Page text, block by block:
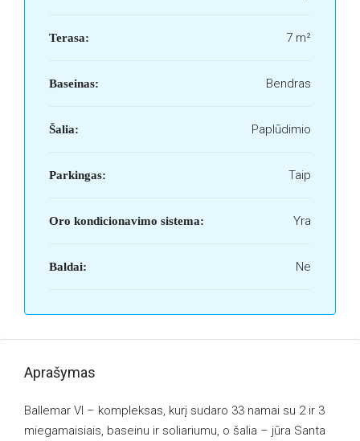
Terasa: 7 m²
Baseinas: Bendras
Šalia: Paplūdimio
Parkingas: Taip
Oro kondicionavimo sistema: Yra
Baldai: Ne
Aprašymas
Ballemar VI – kompleksas, kurį sudaro 33 namai su 2 ir 3
miegamaisiais, baseinu ir soliariumu, o šalia – jūra Santa